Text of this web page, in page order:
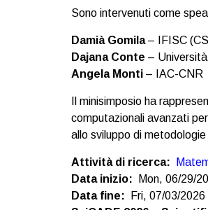
Sono intervenuti come
Damià Gomila– IFISC
Dajana Conte –
Angela Monti – IAC-CNR
Il minisimposio ha
computazionali avanzati
allo sviluppo di
Attività di ricerca
Data inizio
Mon, 06/29/
Data fine
Fri, 07/03/